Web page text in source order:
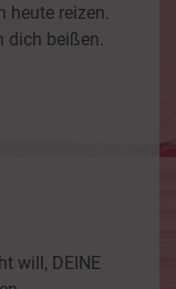
reizen.
dich beißen.
will, DEINE